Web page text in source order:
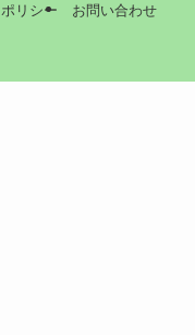
リシー お問い合わせ